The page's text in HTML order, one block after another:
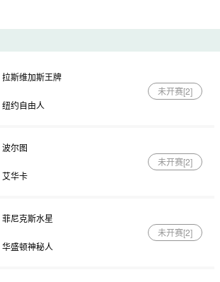
拉斯维加斯王牌
纽约自由人
未开赛[2]
波尔图
艾华卡
未开赛[2]
菲尼克斯水星
华盛顿神秘人
未开赛[2]